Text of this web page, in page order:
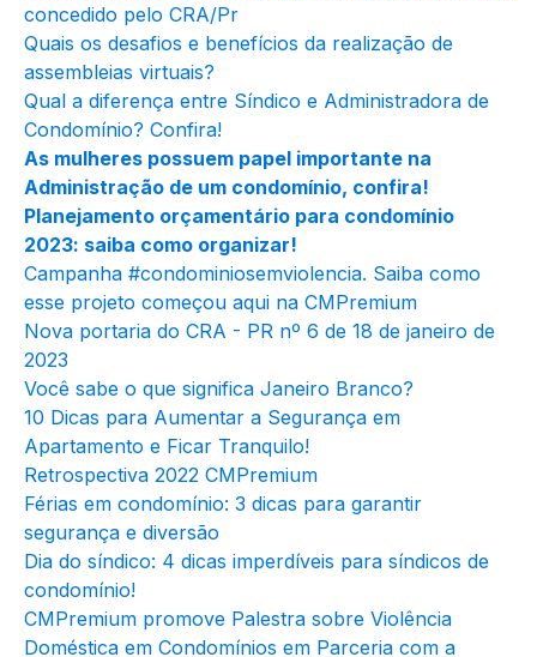
concedido pelo CRA/Pr
Quais os desafios e benefícios da realização de
assembleias virtuais?
Qual a diferença entre Síndico e Administradora de
Condomínio? Confira!
As mulheres possuem papel importante na
Administração de um condomínio, confira!
Planejamento orçamentário para condomínio
2023: saiba como organizar!
Campanha #condominiosemviolencia. Saiba como
esse projeto começou aqui na CMPremium
Nova portaria do CRA - PR nº 6 de 18 de janeiro de
2023
Você sabe o que significa Janeiro Branco?
10 Dicas para Aumentar a Segurança em
Apartamento e Ficar Tranquilo!
Retrospectiva 2022 CMPremium
Férias em condomínio: 3 dicas para garantir
segurança e diversão
Dia do síndico: 4 dicas imperdíveis para síndicos de
condomínio!
CMPremium promove Palestra sobre Violência
Doméstica em Condomínios em Parceria com a